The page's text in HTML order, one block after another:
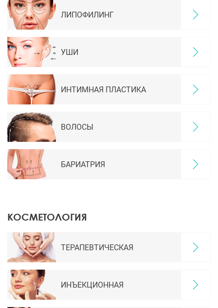
ЛИПОФИЛИНГ
УШИ
ИНТИМНАЯ ПЛАСТИКА
ВОЛОСЫ
БАРИАТРИЯ
КОСМЕТОЛОГИЯ
ТЕРАПЕВТИЧЕСКАЯ
ИНЪЕКЦИОННАЯ